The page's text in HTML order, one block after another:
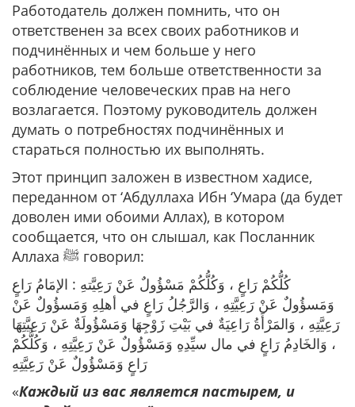
Работодатель должен помнить, что он
ответственен за всех своих работников и
подчинённых и чем больше у него
работников, тем больше ответственности за
соблюдение человеческих прав на него
возлагается. Поэтому руководитель должен
думать о потребностях подчинённых и
стараться полностью их выполнять.
Этот принцип заложен в известном хадисе,
переданном от ‘Абдуллаха Ибн ‘Умара (да будет
доволен ими обоими Аллах), в котором
сообщается, что он слышал, как Посланник
Аллаха ﷺ говорил:
كُلُّكُمْ رَاعٍ ، وَكُلُّكُمْ مَسْؤُولٌ عَنْ رَعِيَّتهِ : الإمَامُ رَاعٍ
وَمَسؤُولٌ عَنْ رَعِيَّتِهِ ، وَالرَّجُلُ رَاعٍ في أهلِهِ وَمَسؤُولٌ عَنْ
رَعِيَّتِهِ ، وَالمَرْأَةُ رَاعِيَةٌ في بَيْتِ زَوْجِهَا وَمَسْؤُولَةٌ عَنْ رَعِيَّتِهَا
، وَالخَادِمُ رَاعٍ في مال سيِّدِهِ وَمَسْؤُولٌ عَنْ رَعِيَّتِهِ ، وَكُلُّكُمْ
رَاعٍ وَمَسْؤُولٌ عَنْ رَعِيَّتِهِ
«Каждый из вас является пастырем, и